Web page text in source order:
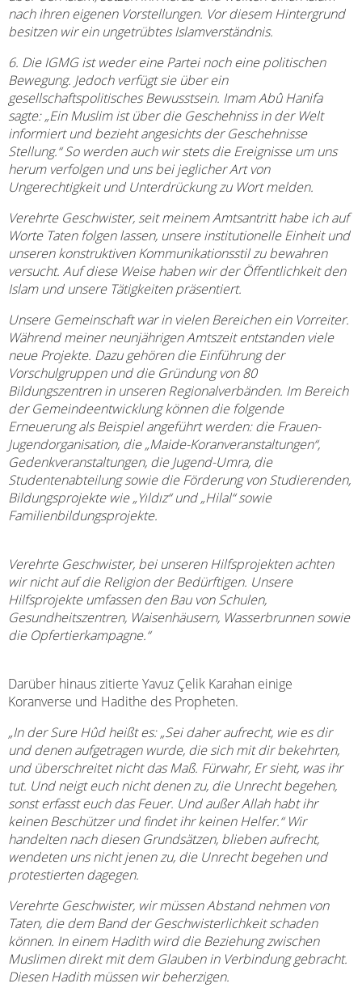
nach ihren eigenen Vorstellungen. Vor diesem Hintergrund
besitzen wir ein ungetrübtes Islamverständnis.
6. Die IGMG ist weder eine Partei noch eine politischen
Bewegung. Jedoch verfügt sie über ein
gesellschaftspolitisches Bewusstsein. Imam Abû Hanifa
sagte: „Ein Muslim ist über die Geschehniss in der Welt
informiert und bezieht angesichts der Geschehnisse
Stellung.“ So werden auch wir stets die Ereignisse um uns
herum verfolgen und uns bei jeglicher Art von
Ungerechtigkeit und Unterdrückung zu Wort melden.
Verehrte Geschwister, seit meinem Amtsantritt habe ich auf
Worte Taten folgen lassen, unsere institutionelle Einheit und
unseren konstruktiven Kommunikationsstil zu bewahren
versucht. Auf diese Weise haben wir der Öffentlichkeit den
Islam und unsere Tätigkeiten präsentiert.
Unsere Gemeinschaft war in vielen Bereichen ein Vorreiter.
Während meiner neunjährigen Amtszeit entstanden viele
neue Projekte. Dazu gehören die Einführung der
Vorschulgruppen und die Gründung von 80
Bildungszentren in unseren Regionalverbänden. Im Bereich
der Gemeindeentwicklung können die folgende
Erneuerung als Beispiel angeführt werden: die Frauen-
Jugendorganisation, die „Maide-Koranveranstaltungen“,
Gedenkveranstaltungen, die Jugend-Umra, die
Studentenabteilung sowie die Förderung von Studierenden,
Bildungsprojekte wie „Yıldız“ und „Hilal“ sowie
Familienbildungsprojekte.
Verehrte Geschwister, bei unseren Hilfsprojekten achten
wir nicht auf die Religion der Bedürftigen. Unsere
Hilfsprojekte umfassen den Bau von Schulen,
Gesundheitszentren, Waisenhäusern, Wasserbrunnen sowie
die Opfertierkampagne.“
Darüber hinaus zitierte Yavuz Çelik Karahan einige
Koranverse und Hadithe des Propheten.
„In der Sure Hûd heißt es: „Sei daher aufrecht, wie es dir
und denen aufgetragen wurde, die sich mit dir bekehrten,
und überschreitet nicht das Maß. Fürwahr, Er sieht, was ihr
tut. Und neigt euch nicht denen zu, die Unrecht begehen,
sonst erfasst euch das Feuer. Und außer Allah habt ihr
keinen Beschützer und findet ihr keinen Helfer.“ Wir
handelten nach diesen Grundsätzen, blieben aufrecht,
wendeten uns nicht jenen zu, die Unrecht begehen und
protestierten dagegen.
Verehrte Geschwister, wir müssen Abstand nehmen von
Taten, die dem Band der Geschwisterlichkeit schaden
können. In einem Hadith wird die Beziehung zwischen
Muslimen direkt mit dem Glauben in Verbindung gebracht.
Diesen Hadith müssen wir beherzigen.